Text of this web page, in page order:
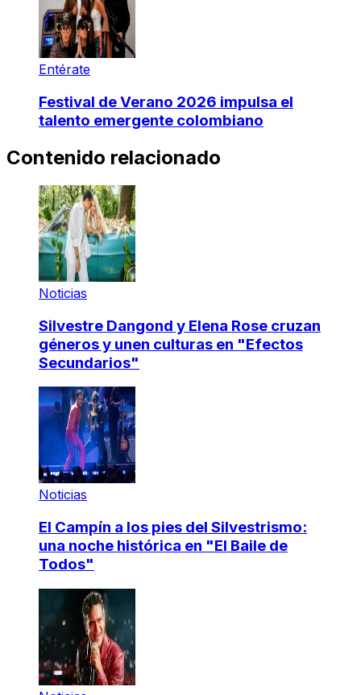
Entérate
Festival de Verano 2026 impulsa el
talento emergente colombiano
Contenido relacionado
Noticias
Silvestre Dangond y Elena Rose cruzan
géneros y unen culturas en "Efectos
Secundarios"
Noticias
El Campín a los pies del Silvestrismo:
una noche histórica en "El Baile de
Todos"